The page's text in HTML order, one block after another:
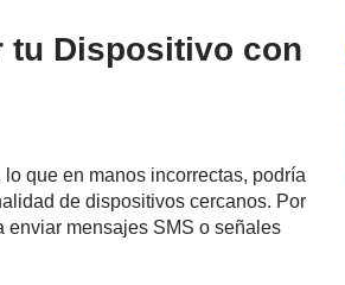
tu Dispositivo con
que en manos incorrectas, podría
de dispositivos cercanos. Por
enviar mensajes SMS o señales